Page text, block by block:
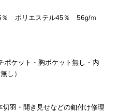
％ ポリエステル45％ 56g/m
ポケット・胸ポケット無し・内
し）
切羽・開き見せなどの釦付け修理